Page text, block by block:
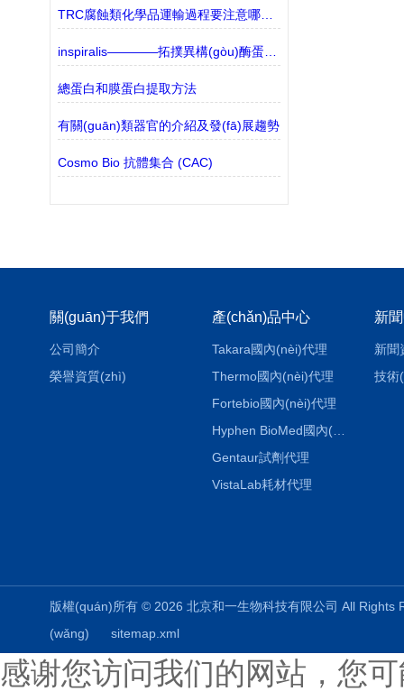
TRC腐蝕類化學品運輸過程要注意哪些？
總蛋白和膜蛋白提取方法
有關(guān)類器官的介紹及發(fā)展趨勢
Cosmo Bio 抗體集合 (CAC)
關(guān)于我們
公司簡介
榮譽資質(zhì)
產(chǎn)品中心
Takara國內(nèi)代理
Thermo國內(nèi)代理
Fortebio國內(nèi)代理
Hyphen BioMed國內(nèi)代理
Gentaur試劑代理
VistaLab耗材代理
新
新聞
技術
版權(quán)所有 © 2026 北京和一生物科技有限公司 All
(wǎng)
sitemap.xml
感谢您访问我们的网站，您